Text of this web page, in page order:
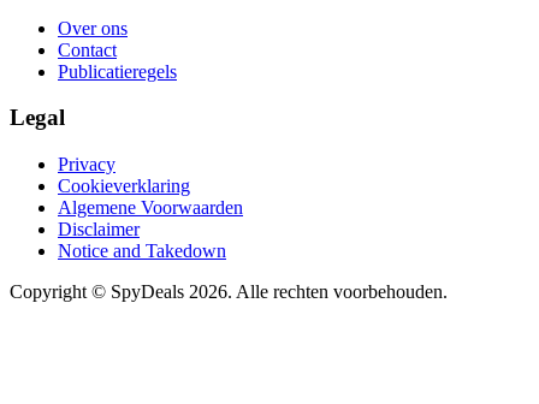
Over ons
Contact
Publicatieregels
Legal
Privacy
Cookieverklaring
Algemene Voorwaarden
Disclaimer
Notice and Takedown
Copyright © SpyDeals 2026. Alle rechten voorbehouden.